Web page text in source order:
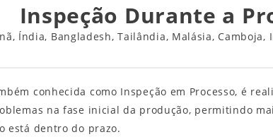
Inspeção Durante a
Índia, Bangladesh, Tailândia, Malásia,
conhecida como Inspeção em Processo, é
na fase inicial da produção, permitindo
está dentro do prazo.